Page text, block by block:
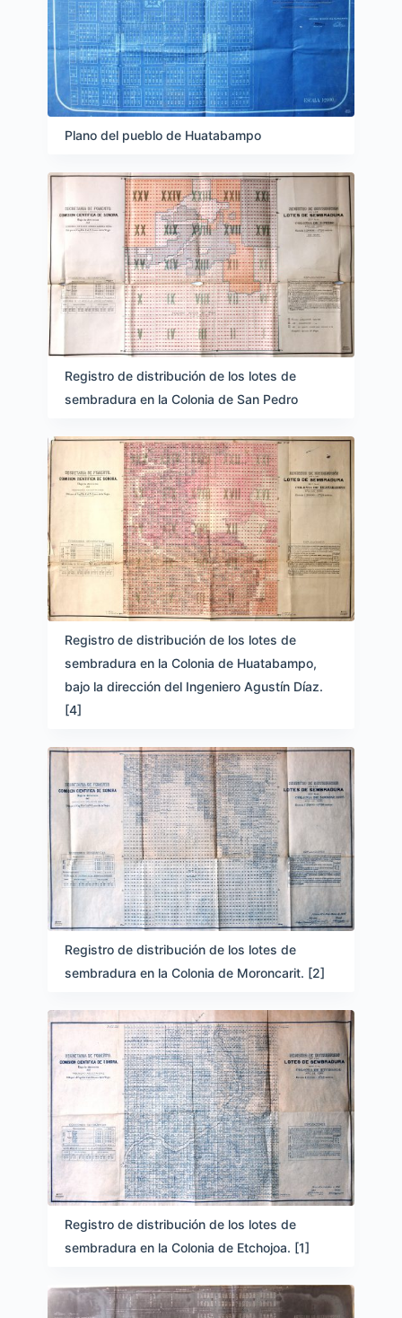
Plano del pueblo de Huatabampo
Registro de distribución de los lotes de
sembradura en la Colonia de San Pedro
Registro de distribución de los lotes de
sembradura en la Colonia de Huatabampo,
bajo la dirección del Ingeniero Agustín Díaz.
[4]
Registro de distribución de los lotes de
sembradura en la Colonia de Moroncarit. [2]
Registro de distribución de los lotes de
sembradura en la Colonia de Etchojoa. [1]